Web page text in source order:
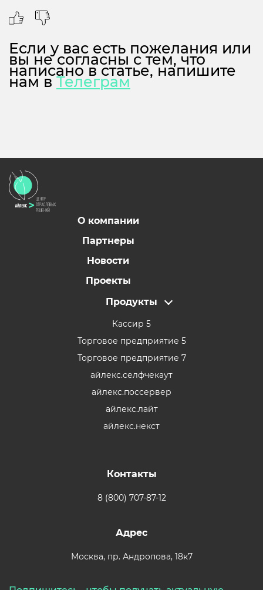
Если у вас есть пожелания или
вы не согласны с тем, что
написано в статье, напишите
нам вТелеграм
О компании
Партнеры
Новости
Проекты
Продукты
Кассир 5
Торговое предприятие 5
Торговое предприятие 7
айлекс.селфчекаут
айлекс.поссервер
айлекс.лайт
айлекс.некст
Контакты
8 (800) 707-87-12
Адрес
Москва,пр. Андропова, 18к7